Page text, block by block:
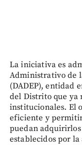
La iniciativa es
Administrativo de
(DADEP), entidad
del Distrito que ya
institucionales. El
eficiente y
puedan
establecidos por